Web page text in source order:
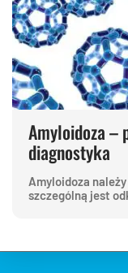
Amyloidoza –
diagnostyka
Amyloidoza
szczególną jest